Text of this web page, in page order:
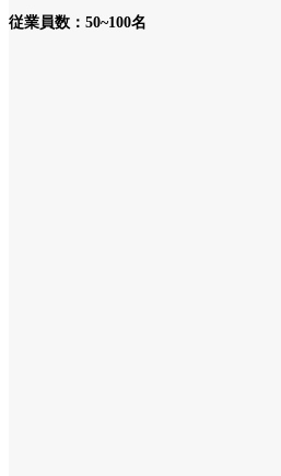
従業員数：50~100名